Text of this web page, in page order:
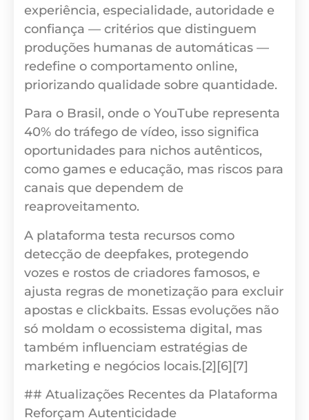
experiência, especialidade, autoridade e
confiança — critérios que distinguem
produções humanas de automáticas —
redefine o comportamento online,
priorizando qualidade sobre quantidade.
Para o Brasil, onde o YouTube representa
40% do tráfego de vídeo, isso significa
oportunidades para nichos autênticos,
como games e educação, mas riscos para
canais que dependem de
reaproveitamento.
A plataforma testa recursos como
detecção de deepfakes, protegendo
vozes e rostos de criadores famosos, e
ajusta regras de monetização para excluir
apostas e clickbaits. Essas evoluções não
só moldam o ecossistema digital, mas
também influenciam estratégias de
marketing e negócios locais.[2][6][7]
## Atualizações Recentes da Plataforma
Reforçam Autenticidade